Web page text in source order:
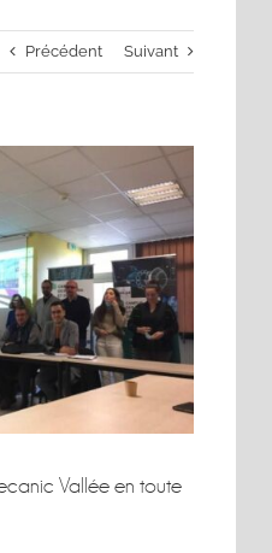
Précédent Suivant
Vallée en toute